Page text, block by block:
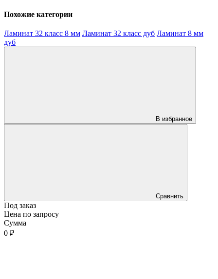
Похожие категории
Ламинат 32 класс 8 мм Ламинат 32 класс дуб Ламинат 8 мм
дуб
В избранное
Сравнить
Под заказ
Цена по запросу
Сумма
0 ₽